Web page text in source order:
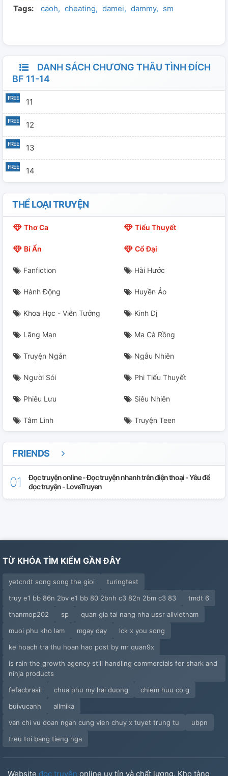
Tags: caoh cheating damei dammy sm
DANH SÁCH CHƯƠNG THÂU TÌNH ĐÍCH
BF 11-14
11
12
13
14
THỂ LOẠI TRUYỆN
Thơ Ca Tiểu Thuyết
Bí Ẩn Cổ Đại
Fanfiction Hài Hước
Hành Động Huyền Ảo
Khoa Học - Viễn Tưởng Kinh Dị
Lãng Mạn Ma Cà Rồng
Truyện Ngắn Ngẫu Nhiên
Người Sói Phi Tiểu Thuyết
Phiêu Lưu Siêu Nhiên
Tâm Linh Truyện Teen
FRIENDS
Đọc truyện online - Đọc truyện nhanh trên điện thoại - Yêu để
đọc truyện - LoveTruyen
TỪ KHÓA TÌM KIẾM GẦN ĐÂY
yetcndt song song the gioi
turingtest
truy e1 bb 86n 2bv e1 bb 80 2bnh c3 82n 2bm c3 83
tmdt 6
thanmop202
sp
quan gia tai nang nha ussr allvietnam
muoi phu kho lam
mgay day
lck x you song
ke hoach tra thu hoan hao post by mr quan9x
is rain the growth agency still handling commercials for shark and
ninja products
fefacbrasil
chua phu my hai duong
chiem huu co g
buivucanh
allmika
van chi vu doan ngan cung vien chuy x tuyet trung tu
ubpn
treu toi bang tieng nga
Website đọc truyện online uy tín và chất lượng. Kho tàng